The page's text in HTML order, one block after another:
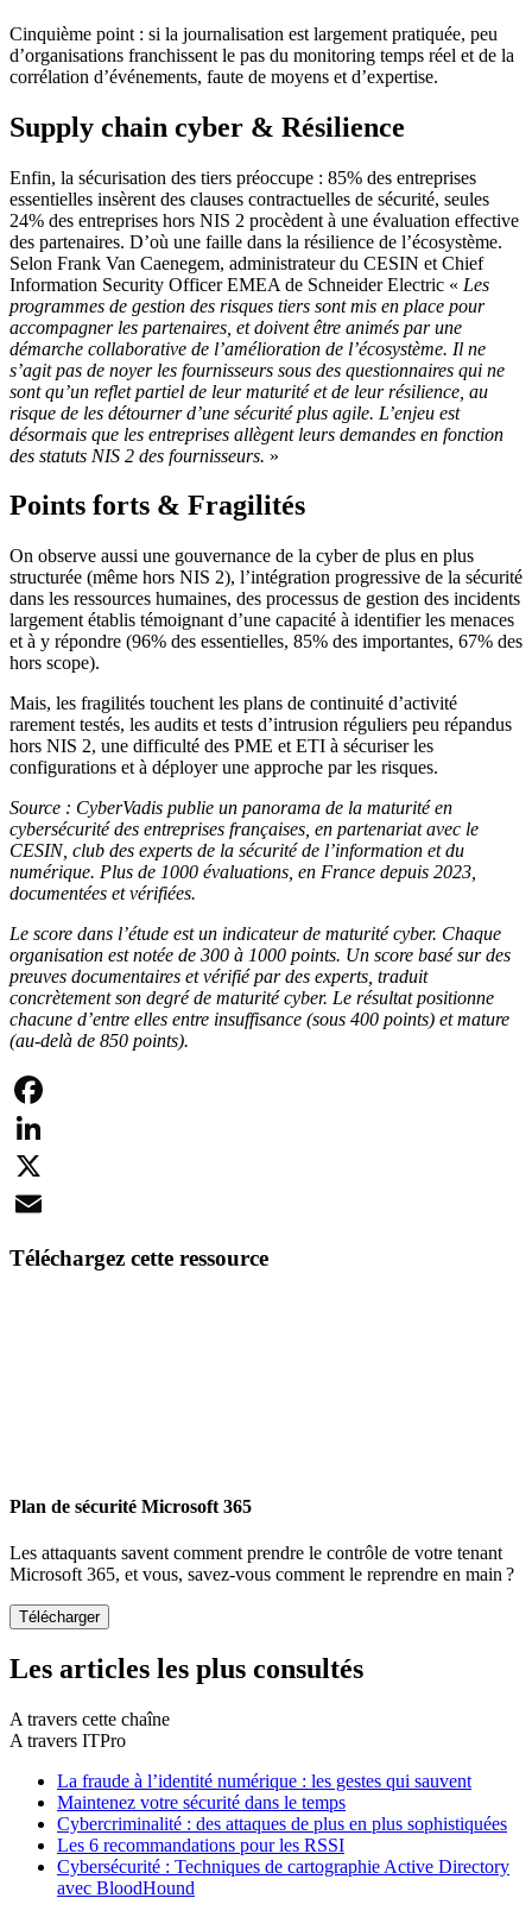
Cinquième point : si la journalisation est largement pratiquée, peu
d’organisations franchissent le pas du monitoring temps réel et de la
corrélation d’événements, faute de moyens et d’expertise.
Supply chain cyber & Résilience
Enfin, la sécurisation des tiers préoccupe : 85% des entreprises
essentielles insèrent des clauses contractuelles de sécurité, seules
24% des entreprises hors NIS 2 procèdent à une évaluation effective
des partenaires. D’où une faille dans la résilience de l’écosystème.
Selon Frank Van Caenegem, administrateur du CESIN et Chief
Information Security Officer EMEA de Schneider Electric « Les
programmes de gestion des risques tiers sont mis en place pour
accompagner les partenaires, et doivent être animés par une
démarche collaborative de l’amélioration de l’écosystème. Il ne
s’agit pas de noyer les fournisseurs sous des questionnaires qui ne
sont qu’un reflet partiel de leur maturité et de leur résilience, au
risque de les détourner d’une sécurité plus agile. L’enjeu est
désormais que les entreprises allègent leurs demandes en fonction
des statuts NIS 2 des fournisseurs. »
Points forts & Fragilités
On observe aussi une gouvernance de la cyber de plus en plus
structurée (même hors NIS 2), l’intégration progressive de la sécurité
dans les ressources humaines, des processus de gestion des incidents
largement établis témoignant d’une capacité à identifier les menaces
et à y répondre (96% des essentielles, 85% des importantes, 67% des
hors scope).
Mais, les fragilités touchent les plans de continuité d’activité
rarement testés, les audits et tests d’intrusion réguliers peu répandus
hors NIS 2, une difficulté des PME et ETI à sécuriser les
configurations et à déployer une approche par les risques.
Source : CyberVadis publie un panorama de la maturité en
cybersécurité des entreprises françaises, en partenariat avec le
CESIN, club des experts de la sécurité de l’information et du
numérique. Plus de 1000 évaluations, en France depuis 2023,
documentées et vérifiées.
Le score dans l’étude est un indicateur de maturité cyber. Chaque
organisation est notée de 300 à 1000 points. Un score basé sur des
preuves documentaires et vérifié par des experts, traduit
concrètement son degré de maturité cyber. Le résultat positionne
chacune d’entre elles entre insuffisance (sous 400 points) et mature
(au-delà de 850 points).
Facebook
LinkedIn
X
Téléchargez cette ressource
Plan de sécurité Microsoft 365
Les attaquants savent comment prendre le contrôle de votre tenant
Microsoft 365, et vous, savez-vous comment le reprendre en main ?
Les articles les plus consultés
A travers cette chaîne
A travers ITPro
La fraude à l’identité numérique : les gestes qui sauvent
Maintenez votre sécurité dans le temps
Cybercriminalité : des attaques de plus en plus sophistiquées
Les 6 recommandations pour les RSSI
Cybersécurité : Techniques de cartographie Active Directory
avec BloodHound